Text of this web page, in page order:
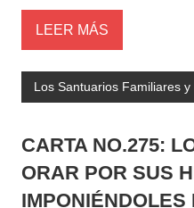
LEER MÁS
Los Santuarios Familiares
CARTA NO.275:
ORAR POR SUS
IMPONIÉNDOLES